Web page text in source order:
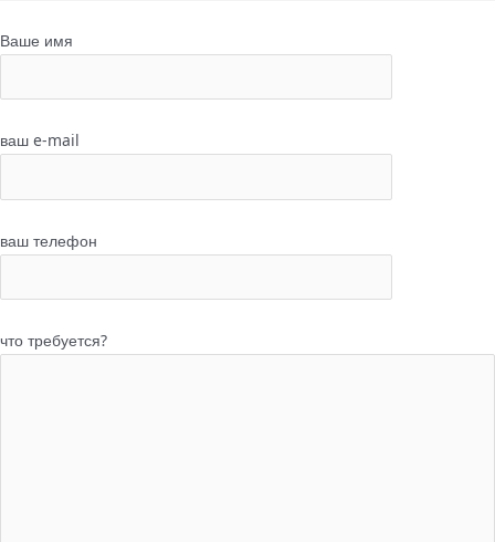
Ваше имя
ваш e-mail
ваш телефон
что требуется?